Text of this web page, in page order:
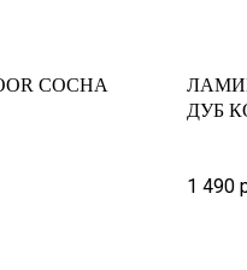
СОСНА
ДУБ
1 490